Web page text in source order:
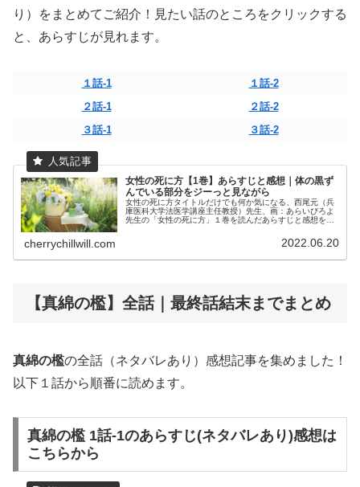
り）をまとめてご紹介！見たい話のところをクリックする
と、あらすじが見れます。
１話-1
１話-2
２話-1
２話-2
３話-1
３話-2
女性の死に方【1巻】あらすじと感想｜体の黒ず
んでいる部分をジーっと見ながら
女性の死に方タイトルだけでも何か気になる、西尾元（兵
庫医科大学法医学講座主任教授）先生、画：あらいぴろよ
先生の「女性の死に方」１巻を読んだあらすじと感想をお
cherrychillwill.com 2022.06.20
【真綿の檻】全話｜最終話結末までまとめ
真綿の檻の全話（ネタバレあり）感想記事を集めました！
以下１話から順番に読めます。
真綿の檻 1話-1のあらすじ(ネタバレあり)感想は
こちらから